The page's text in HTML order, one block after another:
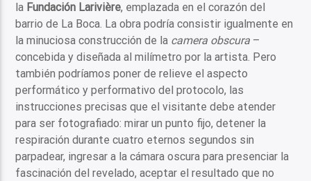
la Fundación Larivière, emplazada en el corazón del
barrio de La Boca. La obra podría consistir igualmente en
la minuciosa construcción de la camera obscura –
concebida y diseñada al milímetro por la artista. Pero
también podríamos poner de relieve el aspecto
performático y performativo del protocolo, las
instrucciones precisas que el visitante debe atender
para ser fotografiado: mirar un punto fijo, detener la
respiración durante cuatro eternos segundos sin
parpadear, ingresar a la cámara oscura para presenciar la
fascinación del revelado, aceptar el resultado que no